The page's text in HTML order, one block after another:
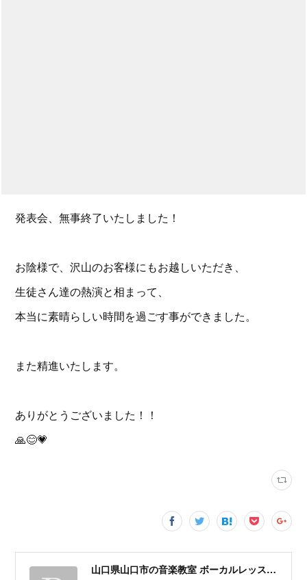
発表会、無事終了いたしました！
お陰様で、沢山のお客様にもお越しいただき、
生徒さん達の熱演と相まって、
本当に素晴らしい時間を過ごす事ができました。
また精進いたします。
ありがとうございました！！
🙏😊💗
山口県山口市の音楽教室 ボーカルレッスン | ローズ芸術アカデミー